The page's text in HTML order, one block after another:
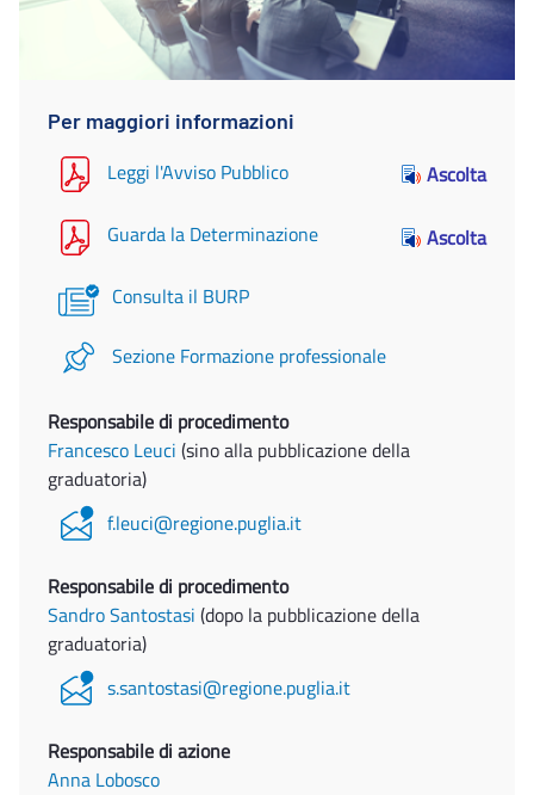
Per maggiori informazioni
Leggi l'Avviso Pubblico Ascolta
Guarda la Determinazione Ascolta
Consulta il BURP
Sezione Formazione professionale
Responsabile di procedimento
Francesco Leuci (sino alla pubblicazione della
graduatoria)
f.leuci@regione.puglia.it
Responsabile di procedimento
Sandro Santostasi (dopo la pubblicazione della
graduatoria)
s.santostasi@regione.puglia.it
Responsabile di azione
Anna Lobosco